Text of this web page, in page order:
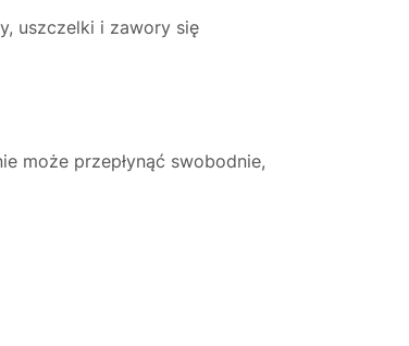
uszczelki i zawory się
może przepłynąć swobodnie,